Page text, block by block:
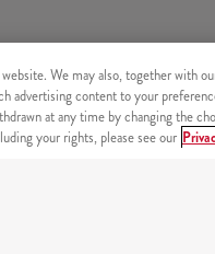
We may also, together with
advertising content to your
at any time by changing the
your rights, please see our